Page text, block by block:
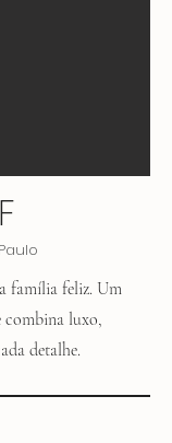
família feliz. Um
combina luxo,
detalhe.